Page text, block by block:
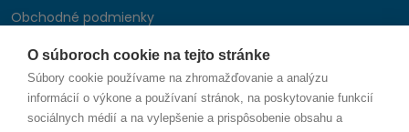
O súboroch cookie na tejto stránke
Súbory cookie používame na zhromažďovanie a analýzu
informácií o výkone a používaní stránok, na poskytovanie funkcií
sociálnych médií a na vylepšenie a prispôsobenie obsahu a
Obchodné podmienky
Reklamačný poriadok
Montáž autohifi
Formulár na odstúpenie od zmluvy